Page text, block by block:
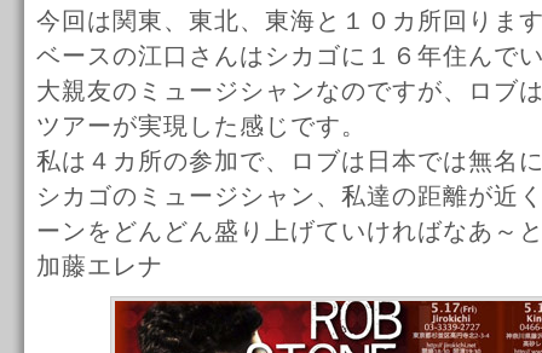
今回は関東、東北、東海と１０カ所回りま
ベースの江口さんはシカゴに１６年住んで
大親友のミュージシャンなのですが、ロブ
ツアーが実現した感じです。
私は４カ所の参加で、ロブは日本では無名
シカゴのミュージシャン、私達の距離が近
ーンをどんどん盛り上げていければなあ～
加藤エレナ